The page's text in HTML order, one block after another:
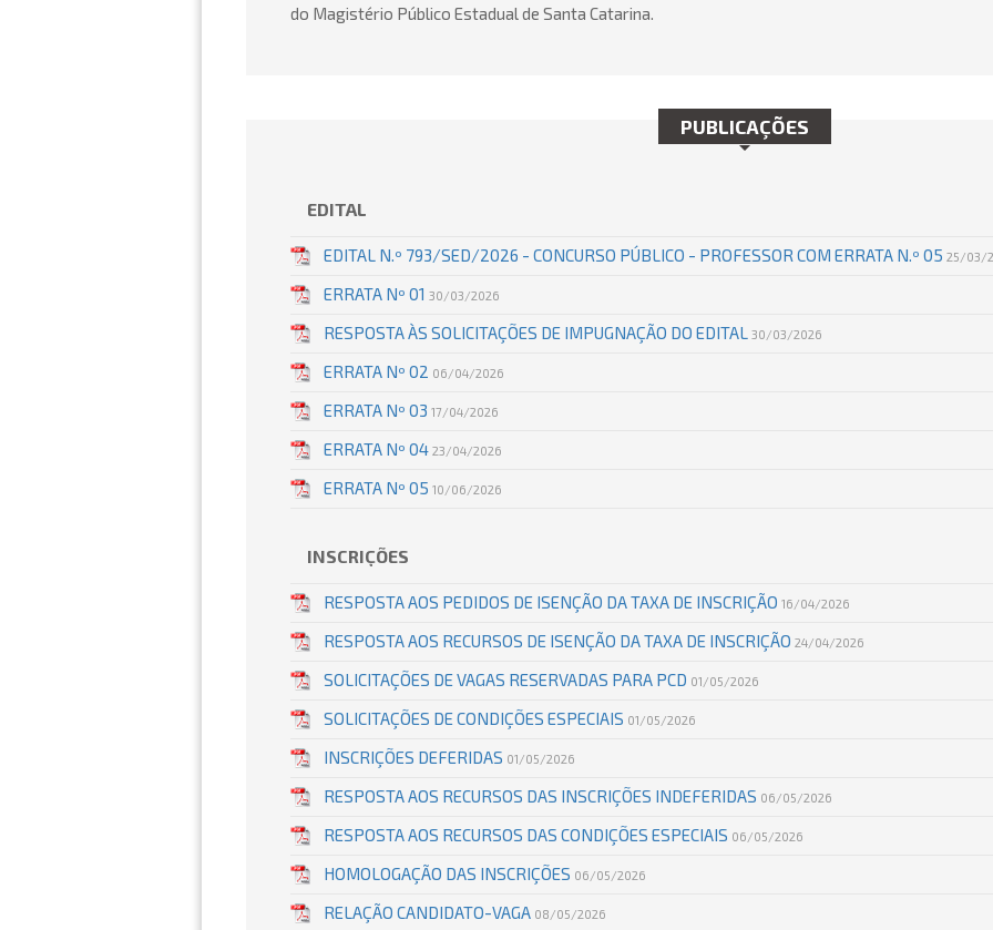
do Magistério Público Estadual de Santa Catarina.
PUBLICAÇÕES
EDITAL
EDITAL N.º 793/SED/2026 - CONCURSO PÚBLICO - PROFESSOR COM ERRATA N.º 05 25/03/
ERRATA Nº 01 30/03/2026
RESPOSTA ÀS SOLICITAÇÕES DE IMPUGNAÇÃO DO EDITAL 30/03/2026
ERRATA Nº 02 06/04/2026
ERRATA Nº 03 17/04/2026
ERRATA Nº 04 23/04/2026
ERRATA Nº 05 10/06/2026
INSCRIÇÕES
RESPOSTA AOS PEDIDOS DE ISENÇÃO DA TAXA DE INSCRIÇÃO 16/04/2026
RESPOSTA AOS RECURSOS DE ISENÇÃO DA TAXA DE INSCRIÇÃO 24/04/2026
SOLICITAÇÕES DE VAGAS RESERVADAS PARA PCD 01/05/2026
SOLICITAÇÕES DE CONDIÇÕES ESPECIAIS 01/05/2026
INSCRIÇÕES DEFERIDAS 01/05/2026
RESPOSTA AOS RECURSOS DAS INSCRIÇÕES INDEFERIDAS 06/05/2026
RESPOSTA AOS RECURSOS DAS CONDIÇÕES ESPECIAIS 06/05/2026
HOMOLOGAÇÃO DAS INSCRIÇÕES 06/05/2026
RELAÇÃO CANDIDATO-VAGA 08/05/2026